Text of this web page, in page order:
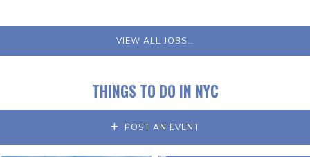
VIEW ALL JOBS…
THINGS TO DO IN NYC
POST AN EVENT